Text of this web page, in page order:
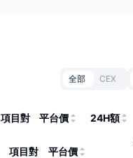
全部 CEX
項目對 平台價 24H額
項目對 平台價